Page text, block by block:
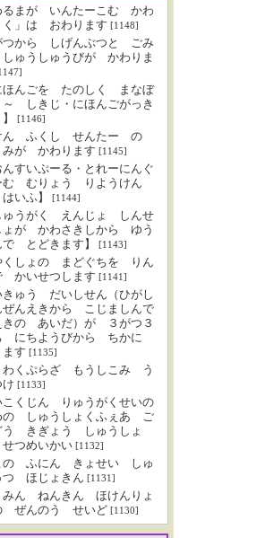
るまが いんたーこむ かわ
く」は おわります [1148]
つから しげんぶつと ごみ
ゅうしゅうびが かわりま
ほんごを たのしく まなぼ
しきじ・にほんごがっき
[1146]
ん ふくし せんたー の
みが かわります [1145]
んすいぷーる・とれーにんぐ
む むりょう りようけん
いふ】
[1144]
ゅうがく えんじょ しんせ
ょが かわさきしから ゆう
で とどきます】
[1143]
くしょの まどぐちを りん
かいせつします [1141]
きゅう だいしせん（ひがし
ぜんえきから こじましんで
きの あいだ）が ３がつ３
にちようびから ちかに
ます [1135]
わくぷらざ もうしこみ う
け [1133]
こくじん りゅうがくせいの
の しゅうしょくふぇあ ご
う きぎょう しゅうしょ
つめいかい [1132]
の ふにん きょせい しゅ
つ ほじょきん [1131]
みん ねんきん ほけんりょ
ぜんのう せいど [1130]